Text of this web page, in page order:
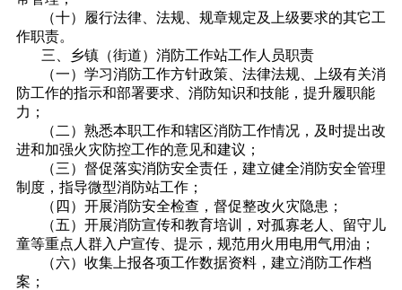
（十）履行法律、法规、规章规定及上级要求的其它工
作职责。
三、乡镇（街道）消防工作站工作人员职责
（一）学习消防工作方针政策、法律法规、上级有关消
防工作的指示和部署要求、消防知识和技能，提升履职能
力；
（二）熟悉本职工作和辖区消防工作情况，及时提出改
进和加强火灾防控工作的意见和建议；
（三）督促落实消防安全责任，建立健全消防安全管理
制度，指导微型消防站工作；
（四）开展消防安全检查，督促整改火灾隐患；
（五）开展消防宣传和教育培训，对孤寡老人、留守儿
童等重点人群入户宣传、提示，规范用火用电用气用油；
（六）收集上报各项工作数据资料，建立消防工作档
案；